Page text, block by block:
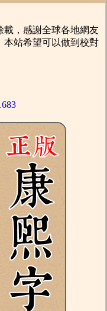
，感謝全球各地網友
本站希望可以做到校對